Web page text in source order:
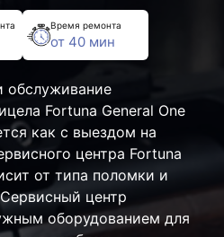
Время ремонта
от 40 мин
обслуживание
Fortuna General One
как с выездом на
центра Fortuna
от типа поломки и
центр
оборудованием для